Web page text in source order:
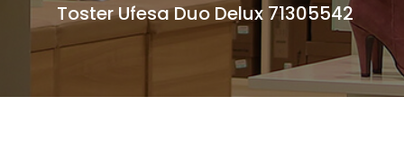
Toster Ufesa Duo Delux 71305542